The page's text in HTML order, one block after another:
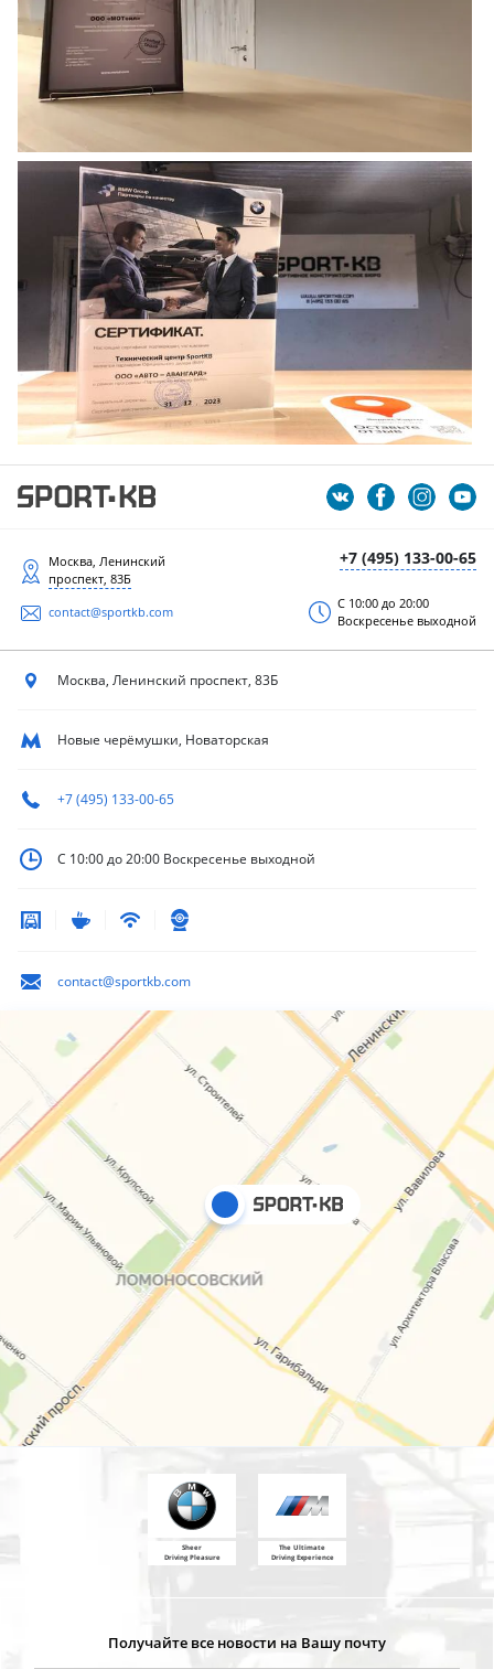
+7 (495) 133-00-65
Москва, Ленинский
проспект, 83Б
contact@sportkb.com
С 10:00 до 20:00
Воскресенье выходной
Москва, Ленинский проспект, 83Б
Новые черёмушки, Новаторская
+7 (495) 133-00-65
С 10:00 до 20:00 Воскресенье выходной
contact@sportkb.com
Sheer
Driving Pleasure
The Ultimate
Driving Experience
Получайте все новости на Вашу почту